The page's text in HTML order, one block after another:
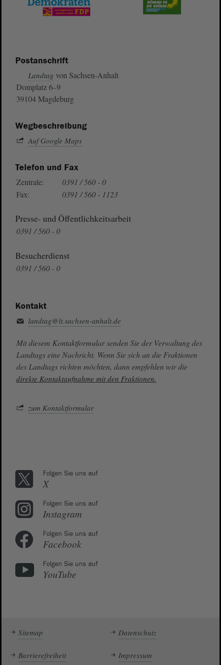
Postanschrift
Landtag von Sachsen-Anhalt
Domplatz 6–9
39104 Magdeburg
Wegbeschreibung
Auf Google Maps
Telefon und Fax
Zentrale:
0391 / 560 - 0
Fax:
0391 / 560 - 1123
Presse- und Öffentlichkeitsarbeit
0391 / 560 - 0
Besucherdienst
0391 / 560 - 0
Kontakt
landtag@lt.sachsen-anhalt.de
Mit diesem Kontaktformular senden Sie der Verwaltung des
Landtags eine Nachricht. Wenn Sie sich an die Fraktionen
des Landtags richten möchten, dann empfehlen wir die
direkte Kontaktaufnahme mit den Fraktionen.
zum Kontaktformular
Folgen Sie uns auf
X
Folgen Sie uns auf
Instagram
Folgen Sie uns auf
Facebook
Folgen Sie uns auf
YouTube
Sitemap Datenschutz
Barrierefreiheit Impressum